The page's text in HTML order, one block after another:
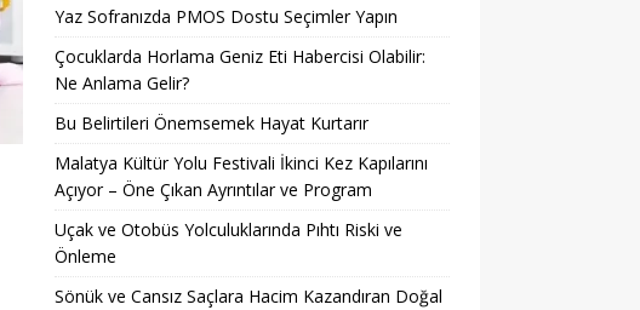
Yaz Sofranızda PMOS Dostu Seçimler Yapın
Çocuklarda Horlama Geniz Eti Habercisi Olabilir:
Ne Anlama Gelir?
Bu Belirtileri Önemsemek Hayat Kurtarır
Malatya Kültür Yolu Festivali İkinci Kez Kapılarını
Açıyor – Öne Çıkan Ayrıntılar ve Program
Uçak ve Otobüs Yolculuklarında Pıhtı Riski ve
Önleme
Sönük ve Cansız Saçlara Hacim Kazandıran Doğal